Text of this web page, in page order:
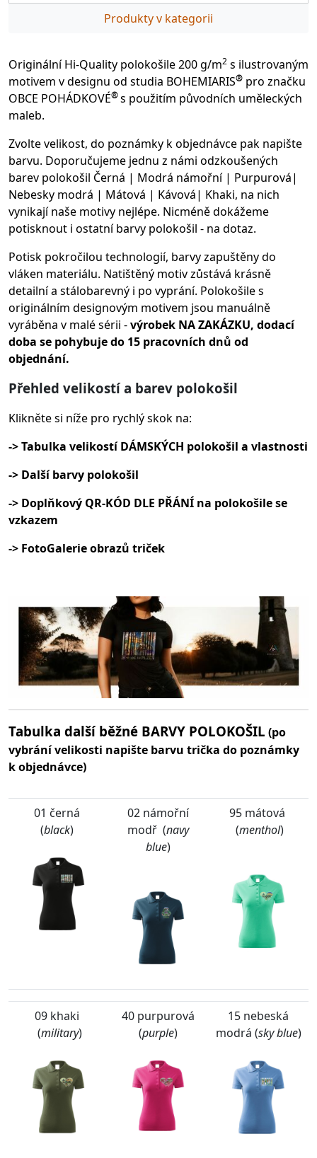
Produkty v kategorii
Originální Hi-Quality polokošile 200 g/m2 s ilustrovaným
motivem v designu od studia BOHEMIARIS® pro značku
OBCE POHÁDKOVÉ®s použitím původních uměleckých
maleb.
Zvolte velikost, do poznámky k objednávce pak napište
barvu. Doporučujeme jednu z námi odzkoušených
barev polokošil Černá | Modrá námořní | Purpurová|
Nebesky modrá | Mátová | Kávová| Khaki, na nich
vynikají naše motivy nejlépe. Nicméně dokážeme
potisknout i ostatní barvy polokošil - na dotaz.
Potisk pokročilou technologií, barvy zapuštěny do
vláken materiálu. Natištěný motiv zůstává krásně
detailní a stálobarevný i po vyprání. Polokošile s
originálním designovým motivem jsou manuálně
vyráběna v malé sérii -výrobek NA ZAKÁZKU, dodací
doba se pohybuje do 15 pracovních dnů od
objednání.
Přehled velikostí a barev polokošil
Klikněte si níže pro rychlý skok na:
-> Tabulka velikostí DÁMSKÝCH polokošil a vlastnosti
-> Další barvy polokošil
-> Doplňkový QR-KÓD DLE PŘÁNÍ na polokošile se
vzkazem
-> FotoGalerie obrazů triček
Tabulka další běžné BARVY POLOKOŠIL (po
vybrání velikosti napište barvu trička do poznámky
k objednávce)
01 černá
(black)
02 námořní
modř (navy
blue)
95 mátová
(menthol)
09 khaki
(military)
40 purpurová
(purple)
15 nebeská
modrá (sky blue)